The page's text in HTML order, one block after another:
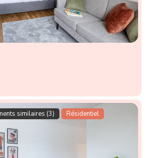
similaires (3) Résidentiel